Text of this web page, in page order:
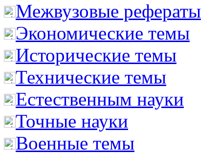
Межвузовые рефераты
Экономические темы
Исторические темы
Технические темы
Естественным науки
Точные науки
Военные темы